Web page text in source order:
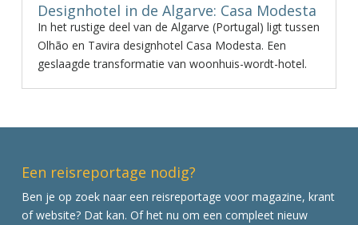
Designhotel in de Algarve: Casa Modesta
In het rustige deel van de Algarve (Portugal) ligt tussen
Olhão en Tavira designhotel Casa Modesta. Een
geslaagde transformatie van woonhuis-wordt-hotel.
Een reisreportage nodig?
Ben je op zoek naar een reisreportage voor magazine, krant
of website? Dat kan. Of het nu om een compleet nieuw